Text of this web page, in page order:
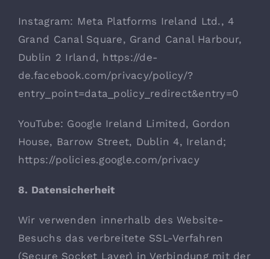
Instagram: Meta Platforms Ireland Ltd., 4
Grand Canal Square, Grand Canal Harbour,
Dublin 2 Irland, https://de-
de.facebook.com/privacy/policy/?
entry_point=data_policy_redirect&entry=0
YouTube: Google Ireland Limited, Gordon
House, Barrow Street, Dublin 4, Ireland;
https://policies.google.com/privacy
8. Datensicherheit
Wir verwenden innerhalb des Website-
Besuchs das verbreitete SSL-Verfahren
(Secure Socket Layer) in Verbindung mit der